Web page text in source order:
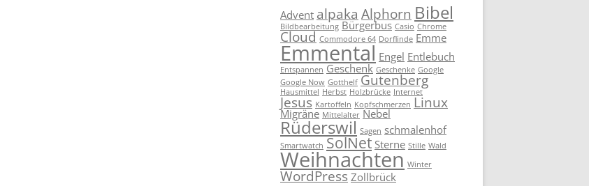
Advent alpaka Alphorn Bibel
Bildbearbeitung Bürgerbus Casio Chrome
Cloud Commodore 64 Dorflinde Emme
Emmental Engel Entlebuch
Entspannen Geschenk Geschenke Google
Google Now Gotthelf Gutenberg
Hausmittel Herbst Holzbrücke Internet
Jesus Kartoffeln Kopfschmerzen Linux
Migräne Mittelalter Nebel
Rüderswil Sagen schmalenhof
Smartwatch SolNet Sterne Stille Wald
Weihnachten Winter
WordPress Zollbrück